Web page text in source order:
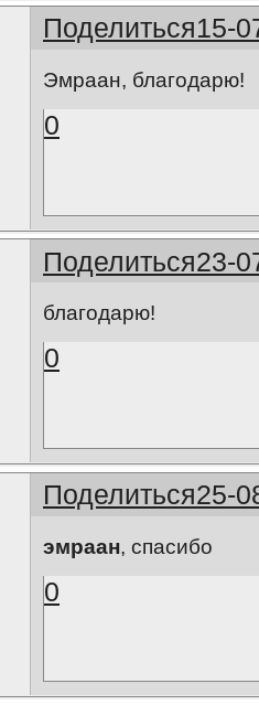
Поделиться15-
Эмраан, благодарю!
0
Поделиться23-
благодарю!
0
Поделиться25-
эмраан, спасибо
0